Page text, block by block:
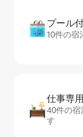
プール
10件の宿
仕事専
40件の宿
す